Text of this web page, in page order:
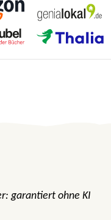
garantiert ohne KI